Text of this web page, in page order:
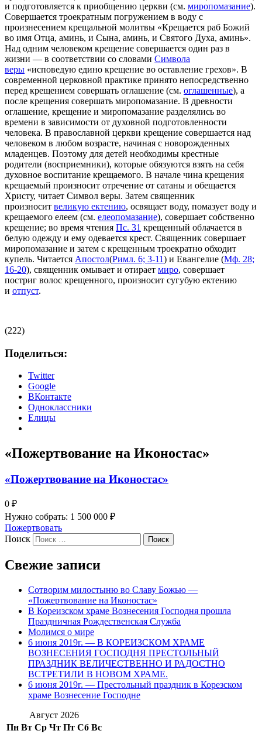
и подготовляется к приобщению церкви (см. миропомазание).
Совершается троекратным погружением в воду с
произнесением крещальной молитвы «Крещается раб Божий
во имя Отца, аминь, и Сына, аминь, и Святого Духа, аминь».
Над одним человеком крещение совершается один раз в
жизни — в соответствии со словами Символа
веры «исповедую едино крещение во оставление грехов». В
современной церковной практике принято непосредственно
перед крещением совершать оглашение (см. оглашенные), а
после крещения совершать миропомазание. В древности
оглашение, крещение и миропомазание разделялись во
времени в зависимости от духовной подготовленности
человека. В православной церкви крещение совершается над
человеком в любом возрасте, начиная с новорожденных
младенцев. Поэтому для детей необходимы крестные
родители (восприемники), которые обязуются взять на себя
духовное воспитание крещаемого. В начале чина крещения
крещаемый произносит отречение от сатаны и обещается
Христу, читает Символ веры. Затем священник
произносит великую ектению, освящает воду, помазует воду и
крещаемого елеем (см. елеопомазание), совершает собственно
крещение; во время чтения Пс. 31 крещенный облачается в
белую одежду и ему одевается крест. Священник совершает
миропомазание и затем с крещенным троекратно обходит
купель. Читается Апостол(Римл. 6; 3-11) и Евангелие (Мф. 28;
16-20), священник омывает и отирает миро, совершает
постриг волос крещенного, произносит сугубую ектению
и отпуст.
(222)
Поделиться:
Twitter
Google
ВКонтакте
Одноклассники
Елицы
«Пожертвование на Иконостас»
«Пожертвование на Иконостас»
0 ₽
Нужно собрать: 1 500 000 ₽
Пожертвовать
Поиск
Свежие записи
Сотворим милостыню во Славу Божью —
«Пожертвование на Иконостас»
В Кореизском храме Вознесения Господня прошла
Праздничная Рождественская Служба
Молимся о мире
6 июня 2019г. — В КОРЕИЗСКОМ ХРАМЕ
ВОЗНЕСЕНИЯ ГОСПОДНЯ ПРЕСТОЛЬНЫЙ
ПРАЗДНИК ВЕЛИЧЕСТВЕННО И РАДОСТНО
ВСТРЕТИЛИ В НОВОМ ХРАМЕ.
6 июня 2019г. — Престольный праздник в Корезском
храме Вознесение Господне
Август 2026
Пн Вт Ср Чт Пт Сб Вс